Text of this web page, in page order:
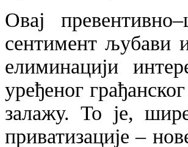
Овај
сентимент љубави
елиминацији
уређеног
залажу. То је,
приватизације –